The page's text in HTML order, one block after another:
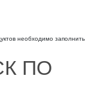
необходимо заполнить
ПО